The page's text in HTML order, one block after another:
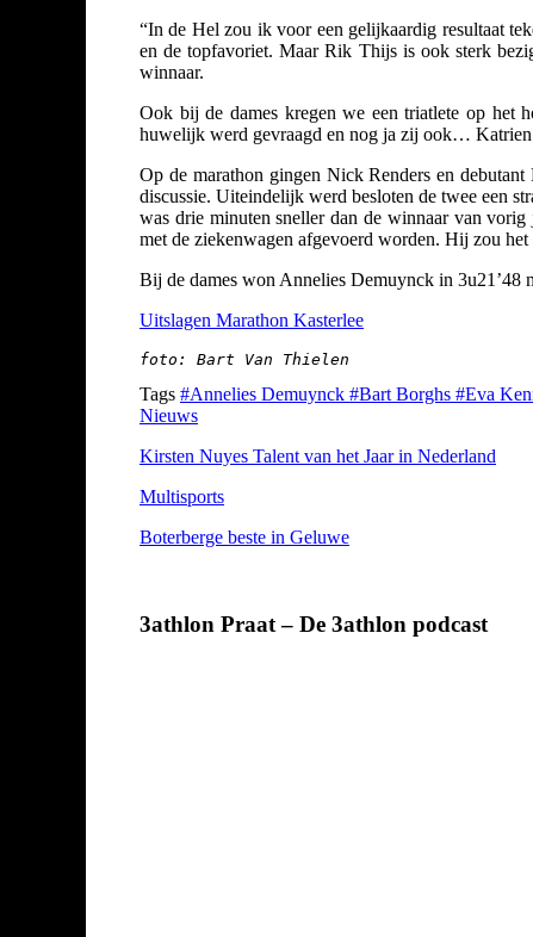
“In de Hel zou ik voor een gelijkaardig resultaat
en de topfavoriet. Maar Rik Thijs is ook sterk
winnaar.
Ook bij de dames kregen we een triatlete op het
huwelijk werd gevraagd en nog ja zij ook…
Op de marathon gingen Nick Renders en
discussie. Uiteindelijk werd besloten de twee een
was drie minuten sneller dan de winnaar van
met de ziekenwagen afgevoerd worden. Hij zou het
Bij de dames won Annelies Demuynck in 3u21’48
Uitslagen Marathon Kasterlee
foto: Bart Van Thielen
Tags #Annelies Demuynck #Bart Borghs #Eva
Nieuws
Kirsten Nuyes Talent van het Jaar in Nederland
Multisports
Boterberge beste in Geluwe
3athlon Praat – De 3athlon podcast